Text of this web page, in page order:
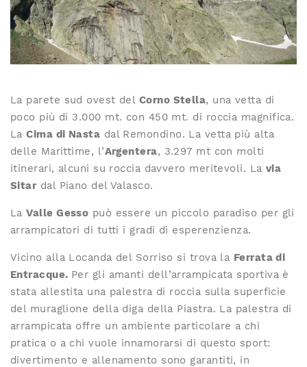
La parete sud ovest del Corno Stella, una vetta di
poco più di 3.000 mt. con 450 mt. di roccia magnifica.
LaCima di Nasta dal Remondino. La vetta più alta
delle Marittime, l’Argentera, 3.297 mt con molti
itinerari, alcuni su roccia davvero meritevoli. La via
Sitardal Piano del Valasco.
LaValle Gesso può essere un piccolo paradiso per gli
arrampicatori di tutti i gradi di esperenzienza.
Vicino alla Locanda del Sorriso si trova la Ferrata di
Entracque. Per gli amanti dell’arrampicata sportiva è
stata allestita una palestra di roccia sulla superficie
del muraglione della diga della Piastra. La palestra di
arrampicata offre un ambiente particolare a chi
pratica o a chi vuole innamorarsi di questo sport:
divertimento e allenamento sono garantiti, in